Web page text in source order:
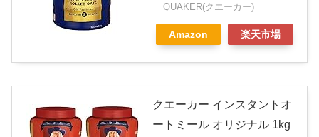
QUAKER(クエーカー)
Amazon 楽天市場
クエーカー インスタントオ
ートミール オリジナル 1kg